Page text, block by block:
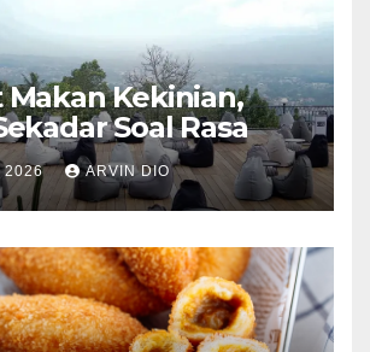
Kekinian,
Soal Rasa
2026 ARVIN DIO